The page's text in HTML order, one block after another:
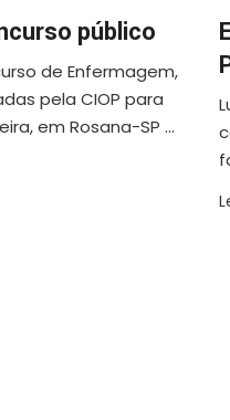
público
de Enfermagem,
pela CIOP para
em Rosana-SP ...